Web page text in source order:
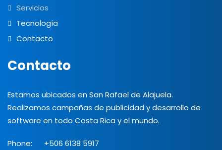
Servicios
Tecnología
Contacto
Contacto
Estamos ubicados en San Rafael de Alajuela.
Realizamos campañas de publicidad y desarrollo de
software en todo Costa Rica y el mundo.
Phone: +506 6138 5917